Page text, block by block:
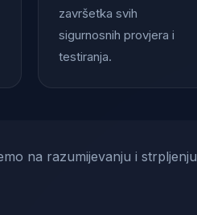
završetka svih
sigurnosnih provjera i
testiranja.
na razumijevanju i strpljenju